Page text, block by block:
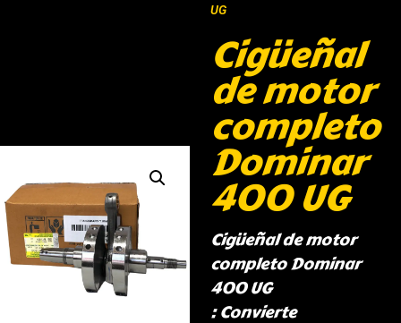
UG
Cigüeñal
de motor
completo
Dominar
400 UG
Cigüeñal de motor
completo Dominar
400 UG
: Convierte